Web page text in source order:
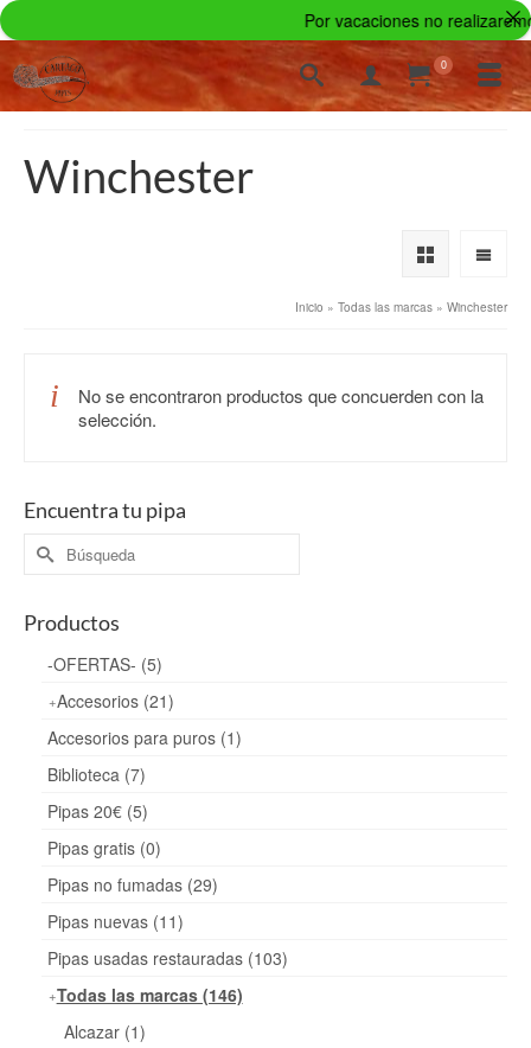
Por vacaciones no
0
Winchester
Inicio » Todas las marcas » Winchester
No se encontraron productos que concuerden con la
selección.
Encuentra tu pipa
Buscar
por:
Productos
-OFERTAS- (5)
Accesorios (21)
Accesorios para puros (1)
Biblioteca (7)
Pipas 20€ (5)
Pipas gratis (0)
Pipas no fumadas (29)
Pipas nuevas (11)
Pipas usadas restauradas (103)
Todas las marcas (146)
Alcazar (1)